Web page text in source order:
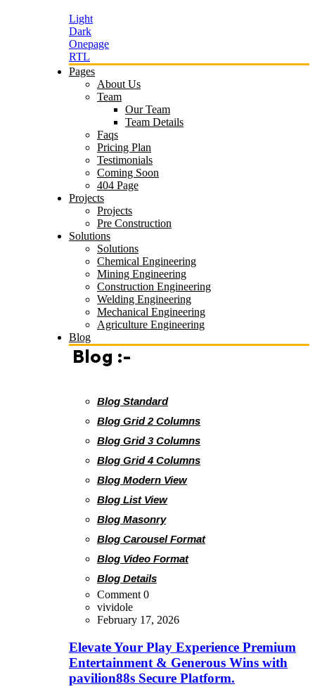
Light
Dark
Onepage
RTL
Pages
About Us
Team
Our Team
Team Details
Faqs
Pricing Plan
Testimonials
Coming Soon
404 Page
Projects
Projects
Pre Construction
Solutions
Solutions
Chemical Engineering
Mining Engineering
Construction Engineering
Welding Engineering
Mechanical Engineering
Agriculture Engineering
Blog
Blog :-
Blog Standard
Blog Grid 2 Columns
Blog Grid 3 Columns
Blog Grid 4 Columns
Blog Modern View
Blog List View
Blog Masonry
Blog Carousel Format
Blog Video Format
Blog Details
Comment 0
vividole
February 17, 2026
Elevate Your Play Experience Premium
Entertainment & Generous Wins with
pavilion88s Secure Platform.